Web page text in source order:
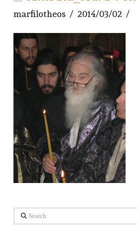
marfilotheos 2014/03/02
Search